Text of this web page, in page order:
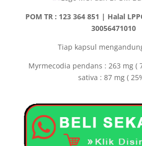
POM TR : 123 364 851 | Halal
30056471010
Tiap kapsul
Myrmecodia pendans : 263 mg (
sativa : 87 mg (